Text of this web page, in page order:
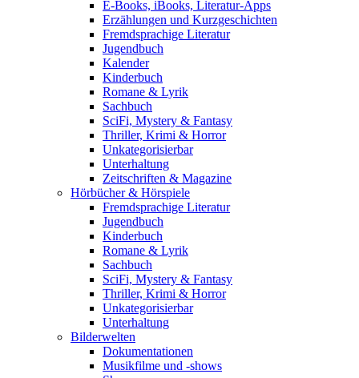
E-Books, iBooks, Literatur-Apps
Erzählungen und Kurzgeschichten
Fremdsprachige Literatur
Jugendbuch
Kalender
Kinderbuch
Romane & Lyrik
Sachbuch
SciFi, Mystery & Fantasy
Thriller, Krimi & Horror
Unkategorisierbar
Unterhaltung
Zeitschriften & Magazine
Hörbücher & Hörspiele
Fremdsprachige Literatur
Jugendbuch
Kinderbuch
Romane & Lyrik
Sachbuch
SciFi, Mystery & Fantasy
Thriller, Krimi & Horror
Unkategorisierbar
Unterhaltung
Bilderwelten
Dokumentationen
Musikfilme und -shows